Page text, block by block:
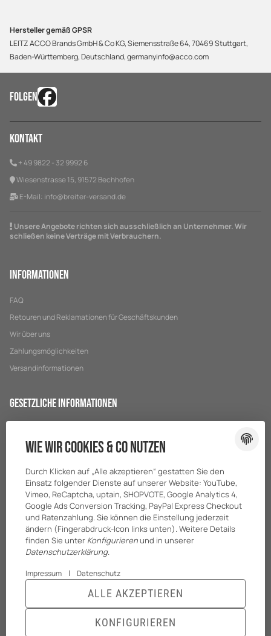
Hersteller gemäß GPSR
LEITZ ACCO Brands GmbH & Co KG, Siemensstraße 64, 70469 Stuttgart,
Baden-Württemberg, Deutschland, germanyinfo@acco.com
FOLGEN
Kontakt
+ 49 9822 - 32 9992 6
Wiesenstrasse 15, 91572 Bechhofen
E-Mail: info@breiter-versand.de
Unsere Angebote richten sich ausschließlich an Unternehmer. Wir
schließen keine Verträge mit Verbrauchern.
Informationen
FAQ
Retouren und Reklamationen für Geschäftskunden
Wir über uns
Zahlungsmöglichkeiten
Versandinformationen
Gesetzliche Informationen
Impressum
Batteriegesetzhinweise
Wie wir Cookies & Co nutzen
Durch Klicken auf „Alle akzeptieren“ gestatten Sie den
Einsatz folgender Dienste auf unserer Website: YouTube,
Vimeo, ReCaptcha, uptain, SHOPVOTE, Google Analytics 4,
Google Ads Conversion Tracking, PayPal Express Checkout
und Ratenzahlung. Sie können die Einstellung jederzeit
ändern (Fingerabdruck-Icon links unten). Weitere Details
finden Sie unter Konfigurierenund in unserer
Datenschutzerklärung.
Impressum | Datenschutz
KONFIGURIEREN
ALLE AKZEPTIEREN